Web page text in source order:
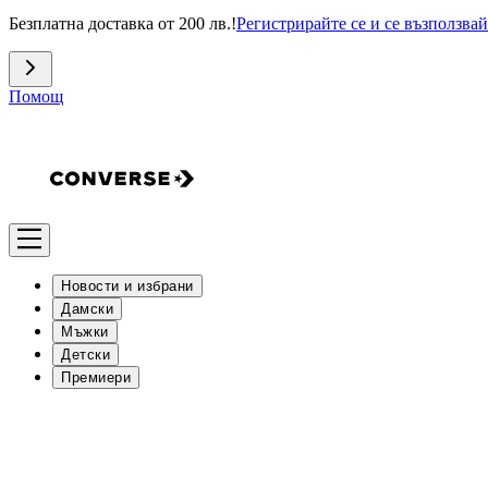
Безплатна доставка от 200 лв.!Регистрирайте се и се
Помощ
Новости и избрани
Дамски
Мъжки
Детски
Премиери